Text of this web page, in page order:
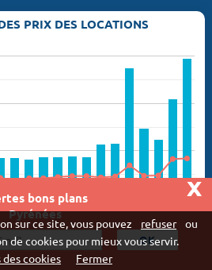
bons plans
Pyrénées
x
PRIX DES LOCATIONS
Location la moins chère
10 octo.24 octo.07 nove.21 nove.05 déce.19 déce.
moins chère : Résidence Pierre &
sur ce site, vous pouvez refuser
ou
de cookies pour mieux vous servir.
des cookies
Fermer